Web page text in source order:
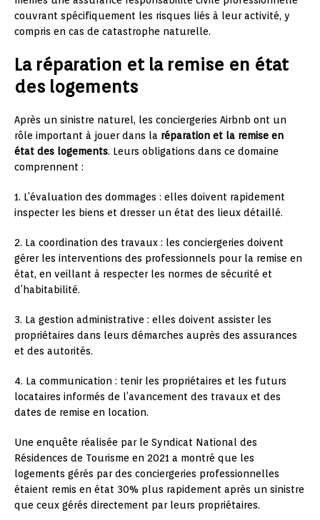
couvrant spécifiquement les risques liés à leur activité, y
compris en cas de catastrophe naturelle.
La réparation et la remise en état
des logements
Après un sinistre naturel, les conciergeries Airbnb ont un
rôle important à jouer dans la réparation et la remise en
état des logements. Leurs obligations dans ce domaine
comprennent :
1. L’évaluation des dommages : elles doivent rapidement
inspecter les biens et dresser un état des lieux détaillé.
2. La coordination des travaux : les conciergeries doivent
gérer les interventions des professionnels pour la remise en
état, en veillant à respecter les normes de sécurité et
d’habitabilité.
3. La gestion administrative : elles doivent assister les
propriétaires dans leurs démarches auprès des assurances
et des autorités.
4. La communication : tenir les propriétaires et les futurs
locataires informés de l’avancement des travaux et des
dates de remise en location.
Une enquête réalisée par le Syndicat National des
Résidences de Tourisme en 2021 a montré que les
logements gérés par des conciergeries professionnelles
étaient remis en état 30% plus rapidement après un sinistre
que ceux gérés directement par leurs propriétaires.